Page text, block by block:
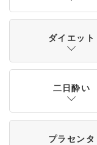
ダイエット
二日酔い
プラセンタ